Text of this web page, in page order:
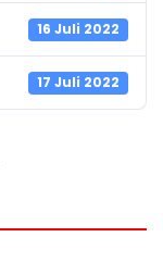
16 Juli 2022
17 Juli 2022